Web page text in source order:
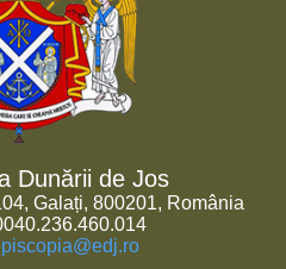
Dunării de Jos
Galați, 800201, România